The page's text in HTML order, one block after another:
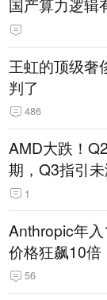
国产算力逻辑
王虹的顶级奢
判了
486
AMD大跌！
期，Q3指引
1
Anthropic年
价格狂飙10倍
56